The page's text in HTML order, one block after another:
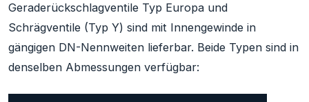
Geraderückschlagventile Typ Europa und
Schrägventile (Typ Y) sind mit Innengewinde in
gängigen DN-Nennweiten lieferbar. Beide Typen sind in
denselben Abmessungen verfügbar: